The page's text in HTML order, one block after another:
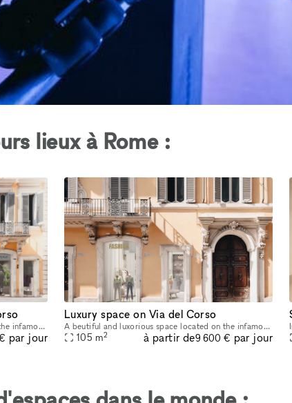
lieux à Rome :
A beutiful and luxorious space located on the infamous Via del Corso in the heart of Rome's fashion district​​​​,​​​​ this space is truly a must for any brand that wants to get attention in the capit
par jour
Luxury space on Via del Corso
A beutiful and luxorious space located on the infamous Via del Corso in the heart of Rome's fashion district​​​,​​​ this space is truly a must for any brand that wants to get attention in the capital
105 m2 à partir de9 600 € par jour